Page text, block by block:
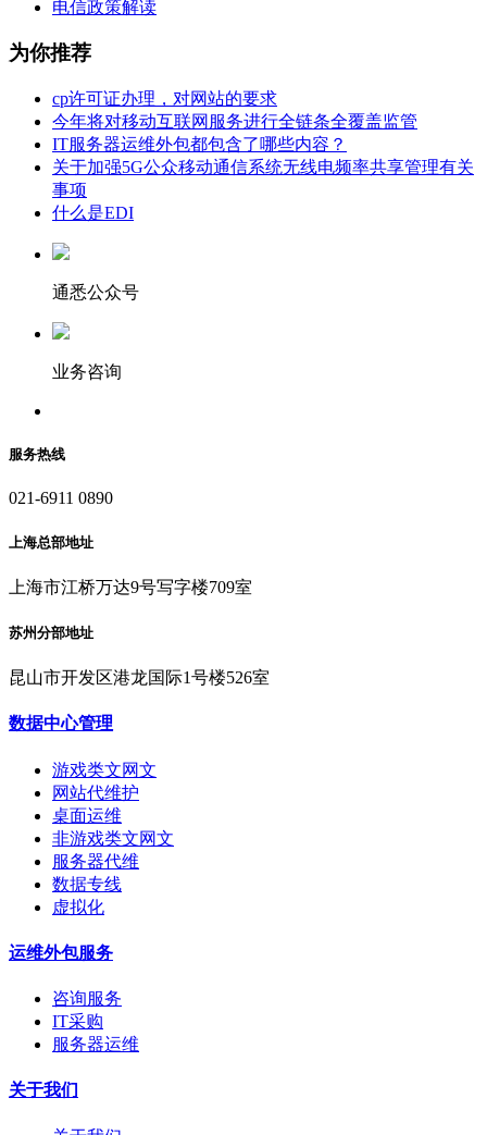
电信政策解读
为你推荐
cp许可证办理，对网站的要求
今年将对移动互联网服务进行全链条全覆盖监管
IT服务器运维外包都包含了哪些内容？
关于加强5G公众移动通信系统无线电频率共享管理有关
事项
什么是EDI
通悉公众号
业务咨询
服务热线
021-6911 0890
上海总部地址
上海市江桥万达9号写字楼709室
苏州分部地址
昆山市开发区港龙国际1号楼526室
数据中心管理
游戏类文网文
网站代维护
桌面运维
非游戏类文网文
服务器代维
数据专线
虚拟化
运维外包服务
咨询服务
IT采购
服务器运维
关于我们